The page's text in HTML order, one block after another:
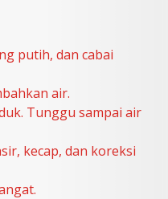
putih, dan cabai
air.
Tunggu sampai air
kecap, dan koreksi